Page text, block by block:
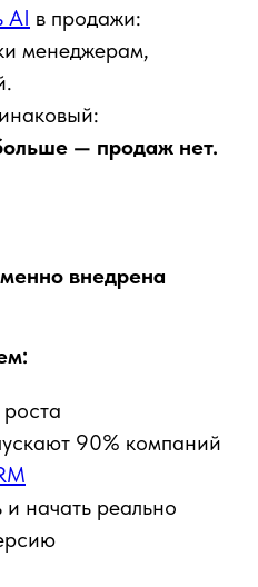
AI в продажи:
менеджерам,
— продаж нет.
внедрена
90% компаний
и начать реально